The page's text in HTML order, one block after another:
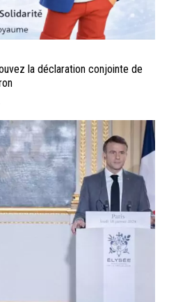
la déclaration conjointe de